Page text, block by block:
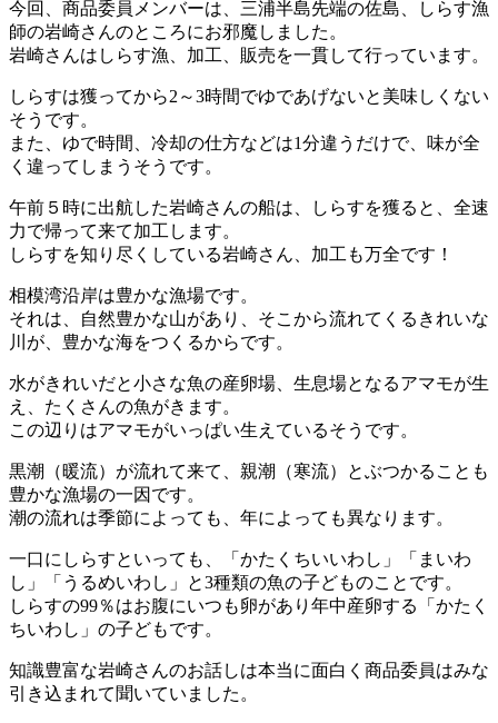
今回、商品委員メンバーは、三浦半島先端の佐島、しらす漁
師の岩崎さんのところにお邪魔しました。
岩崎さんはしらす漁、加工、販売を一貫して行っています。
しらすは獲ってから2～3時間でゆであげないと美味しくない
そうです。
また、ゆで時間、冷却の仕方などは1分違うだけで、味が全
く違ってしまうそうです。
午前５時に出航した岩崎さんの船は、しらすを獲ると、全速
力で帰って来て加工します。
しらすを知り尽くしている岩崎さん、加工も万全です！
相模湾沿岸は豊かな漁場です。
それは、自然豊かな山があり、そこから流れてくるきれいな
川が、豊かな海をつくるからです。
水がきれいだと小さな魚の産卵場、生息場となるアマモが生
え、たくさんの魚がきます。
この辺りはアマモがいっぱい生えているそうです。
黒潮（暖流）が流れて来て、親潮（寒流）とぶつかることも
豊かな漁場の一因です。
潮の流れは季節によっても、年によっても異なります。
一口にしらすといっても、「かたくちいいわし」「まいわ
し」「うるめいわし」と3種類の魚の子どものことです。
しらすの99％はお腹にいつも卵があり年中産卵する「かたく
ちいわし」の子どもです。
知識豊富な岩崎さんのお話しは本当に面白く商品委員はみな
引き込まれて聞いていました。